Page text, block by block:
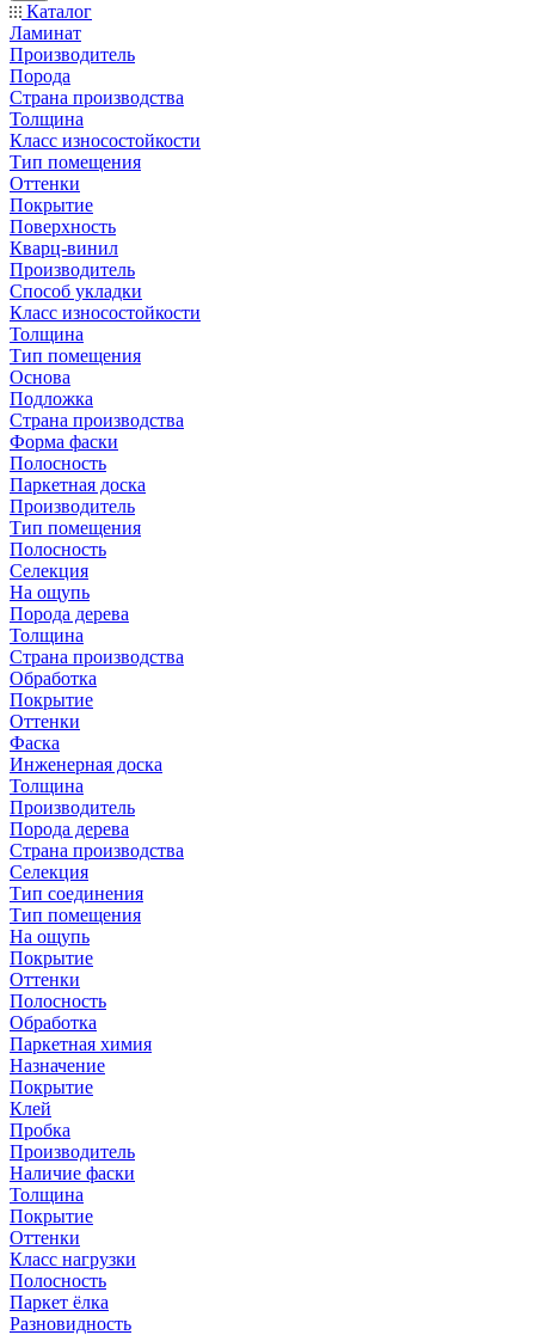
Каталог
Ламинат
Производитель
Порода
Страна производства
Толщина
Класс износостойкости
Тип помещения
Оттенки
Покрытие
Поверхность
Кварц-винил
Производитель
Способ укладки
Класс износостойкости
Толщина
Тип помещения
Основа
Подложка
Страна производства
Форма фаски
Полосность
Паркетная доска
Производитель
Тип помещения
Полосность
Селекция
На ощупь
Порода дерева
Толщина
Страна производства
Обработка
Покрытие
Оттенки
Фаска
Инженерная доска
Толщина
Производитель
Порода дерева
Страна производства
Селекция
Тип соединения
Тип помещения
На ощупь
Покрытие
Оттенки
Полосность
Обработка
Паркетная химия
Назначение
Покрытие
Клей
Пробка
Производитель
Наличие фаски
Толщина
Покрытие
Оттенки
Класс нагрузки
Полосность
Паркет ёлка
Разновидность